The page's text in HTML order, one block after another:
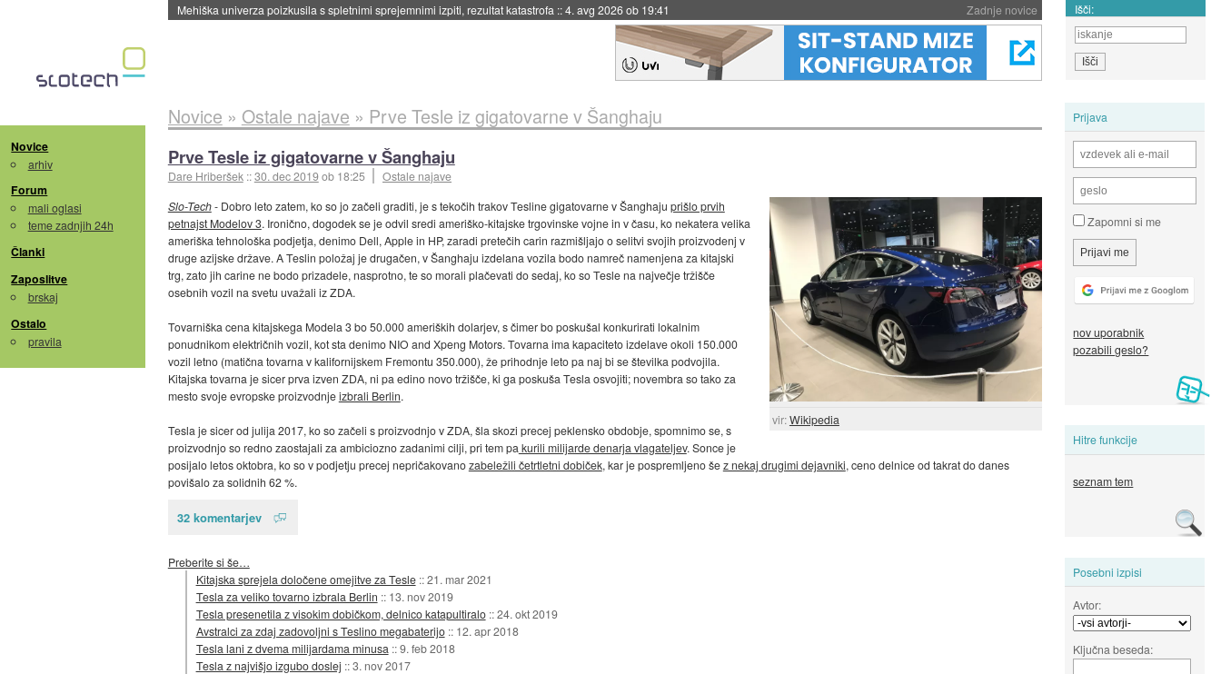
Zadnje novice
Evropska vesoljska agencija razvija svojo raketo za večkratno uporabo::4. avg 2026 ob 19:41 Išči:
Novice
arhiv
Forum
mali oglasi
teme zadnjih 24h
Članki
Zaposlitve
brskaj
Ostalo
pravila
Prijava
Zapomni si me
nov uporabnik
pozabili geslo?
Hitre funkcije
seznam tem
Posebni izpisi
Avtor:
Ključna beseda:
Novice » Ostale najave » Prve Tesle iz gigatovarne v Šanghaju
Prve Tesle iz gigatovarne v Šanghaju
Dare Hriberšek ::30. dec 2019ob 18:25 Ostale najave
vir:Wikipedia
Slo-Tech- Dobro leto zatem, ko so jo začeli graditi, je s tekočih trakov Tesline gigatovarne v Šanghaju prišlo prvih
petnajst Modelov 3. Ironično, dogodek se je odvil sredi ameriško-kitajske trgovinske vojne in v času, ko nekatera velika
ameriška tehnološka podjetja, denimo Dell, Apple in HP, zaradi pretečih carin razmišljajo o selitvi svojih proizvodenj v
druge azijske države. A Teslin položaj je drugačen, v Šanghaju izdelana vozila bodo namreč namenjena za kitajski
trg, zato jih carine ne bodo prizadele, nasprotno, te so morali plačevati do sedaj, ko so Tesle na največje tržišče
osebnih vozil na svetu uvažali iz ZDA.
Tovarniška cena kitajskega Modela 3 bo 50.000 ameriških dolarjev, s čimer bo poskušal konkurirati lokalnim
ponudnikom električnih vozil, kot sta denimo NIO and Xpeng Motors. Tovarna ima kapaciteto izdelave okoli 150.000
vozil letno (matična tovarna v kalifornijskem Fremontu 350.000), že prihodnje leto pa naj bi se številka podvojila.
Kitajska tovarna je sicer prva izven ZDA, ni pa edino novo tržišče, ki ga poskuša Tesla osvojiti; novembra so tako za
mesto svoje evropske proizvodnjeizbrali Berlin.
Tesla je sicer od julija 2017, ko so začeli s proizvodnjo v ZDA, šla skozi precej peklensko obdobje, spomnimo se, s
proizvodnjo so redno zaostajali za ambiciozno zadanimi cilji, pri tem pa kurili milijarde denarja vlagateljev. Sonce je
posijalo letos oktobra, ko so v podjetju precej nepričakovanozabeležili četrtletni dobiček, kar je pospremljeno šez nekaj drugimi dejavniki, ceno delnice od takrat do danes
povišalo za solidnih 62 %.
32 komentarjev
Preberite si še…
Kitajska sprejela določene omejitve za Tesle ::21. mar 2021
Tesla za veliko tovarno izbrala Berlin :: 13. nov 2019
Tesla presenetila z visokim dobičkom, delnico katapultiralo ::24. okt 2019
Avstralci za zdaj zadovoljni s Teslino megabaterijo :: 12. apr 2018
Tesla lani z dvema milijardama minusa ::9. feb 2018
Tesla z najvišjo izgubo doslej ::3. nov 2017